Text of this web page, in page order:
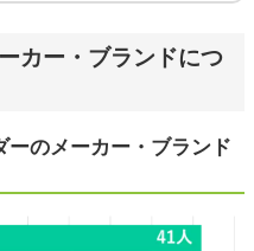
カー・ブランドにつ
ーのメーカー・ブランド